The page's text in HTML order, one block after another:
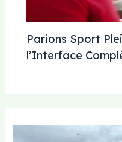
Parions Sport
l’Interface